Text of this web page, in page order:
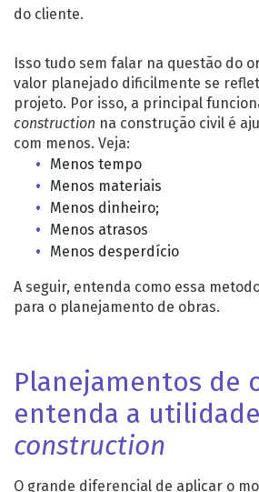
do cliente.
Isso tudo sem falar na questão do
valor planejado dificilmente se
projeto. Por isso, a principal
construction na construção civil é
com menos. Veja:
Menos tempo
Menos materiais
Menos dinheiro;
Menos atrasos
Menos desperdício
A seguir, entenda como essa
para o planejamento de obras.
Planejamentos de
entenda a
construction
O grande diferencial de aplicar o